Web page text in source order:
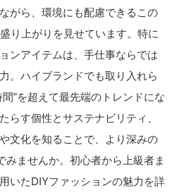
がら、環境にも配慮できるこの
り上がりを見せています。特に
ンアイテムは、手仕事ならでは
。ハイブランドでも取り入れら
”を超えて最先端のトレンドにな
らす個性とサステナビリティ、
文化を知ることで、より深みの
みませんか。初心者から上級者ま
いたDIYファッションの魅力を詳